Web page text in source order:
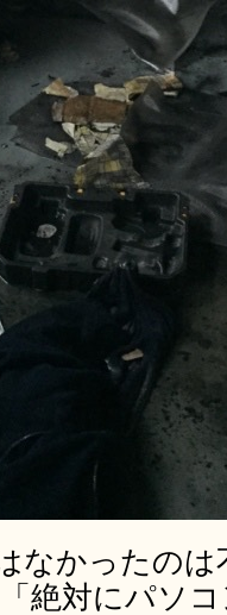
なかったの
絶対にパソ